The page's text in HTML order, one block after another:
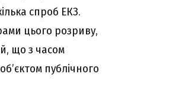
спроб ЕКЗ.
цього розриву,
що з часом
публічного